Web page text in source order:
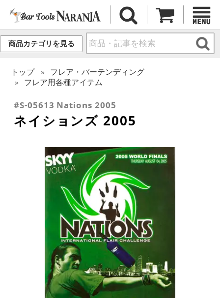
商品カテゴリを見る
トップ
フレア・バーテンディング
フレア用各種アイテム
#S-05613 Nations 2005
ネイションズ 2005